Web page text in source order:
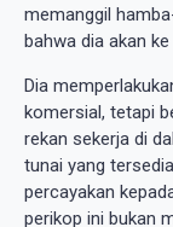
memanggil
bahwa dia akan
Dia
komersial, tetapi
rekan sekerja di
tunai yang
percayakan
perikop ini bukan